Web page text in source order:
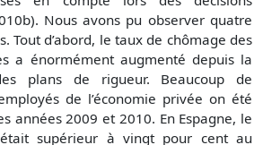
Nous avons pu observer quatre
Tout d’abord, le taux de chômage des
a énormément augmenté depuis la
plans de rigueur. Beaucoup de
de l’économie privée on été
années 2009 et 2010. En Espagne, le
supérieur à vingt pour cent au